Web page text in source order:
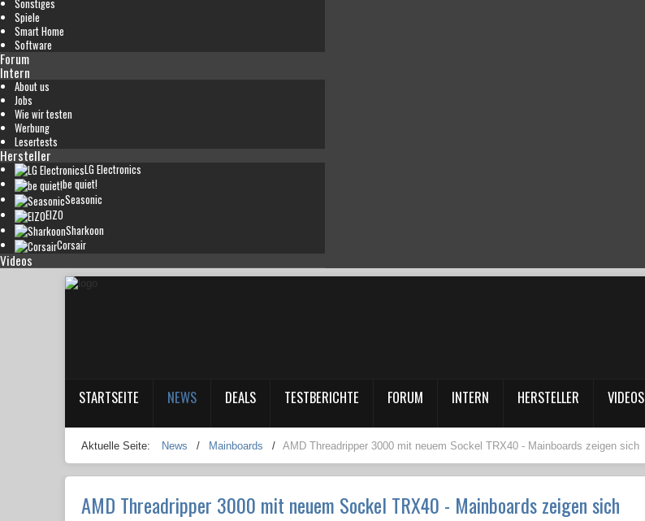
Sonstiges
Spiele
Smart Home
Software
Forum
Intern
About us
Jobs
Wie wir testen
Werbung
Lesertests
Hersteller
LG Electronics
be quiet!
Seasonic
EIZO
Sharkoon
Corsair
Videos
STARTSEITE NEWS DEALS TESTBERICHTE FORUM INTERN HERSTELLER VIDEOS
Aktuelle Seite: News / Mainboards / AMD Threadripper 3000 mit neuem Sockel TRX40 - Mainboards zeigen sich
AMD Threadripper 3000 mit neuem Sockel TRX40 - Mainboards zeigen sich